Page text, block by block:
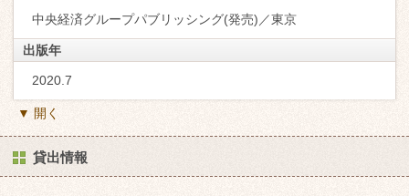
中央経済グループパブリッシング(発売)／東京
出版年
2020.7
▼ 開く
貸出情報